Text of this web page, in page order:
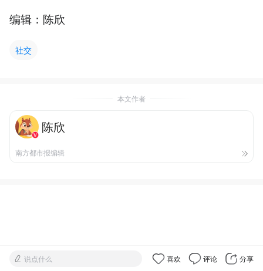
编辑：陈欣
社交
本文作者
陈欣
南方都市报编辑
说点什么 喜欢 评论 分享